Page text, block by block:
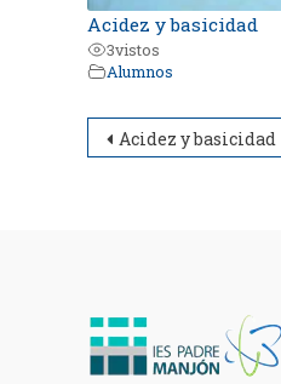
Acidez y basicidad
3vistos
Alumnos
Navegación
Acidez y basicidad